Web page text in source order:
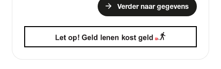
arrow_forward Verder naar gegevens